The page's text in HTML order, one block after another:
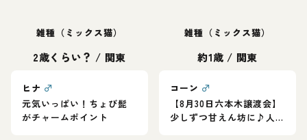
雑種（ミックス猫）
2歳くらい？ / 関東
ヒナ ♂
元気いっぱい！ちょび髭
がチャームポイント
雑種（ミックス猫）
約1歳 / 関東
コーン ♂
【8月30日六本木譲渡会】
少しずつ甘えん坊に♪人